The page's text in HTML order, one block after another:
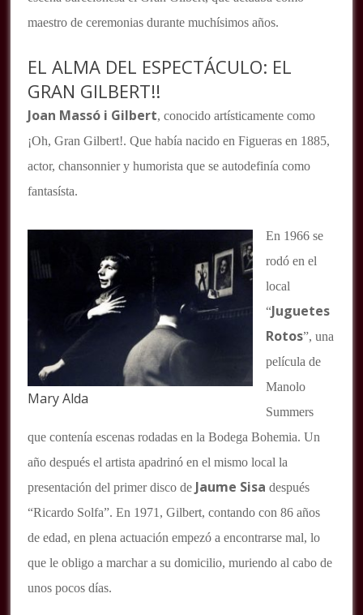
maestro de ceremonias durante muchísimos años.
EL ALMA DEL ESPECTÁCULO: EL
GRAN GILBERT!!
Joan Massó i Gilbert, conocido artísticamente como
¡Oh, Gran Gilbert!. Que había nacido en Figueras en 1885,
actor, chansonnier y humorista que se autodefinía como
fantasísta.
Mary Alda
En 1966 se
rodó en el
local
“Juguetes
Rotos”, una
película de
Manolo
Summers
que contenía escenas rodadas en la Bodega Bohemia. Un
año después el artista apadrinó en el mismo local la
presentación del primer disco de Jaume Sisa después
“Ricardo Solfa”. En 1971, Gilbert, contando con 86 años
de edad, en plena actuación empezó a encontrarse mal, lo
que le obligo a marchar a su domicilio, muriendo al cabo de
unos pocos días.